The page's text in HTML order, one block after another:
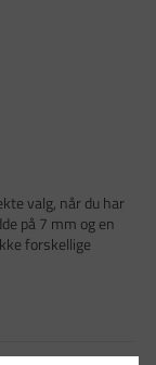
valg, når du har
på 7 mm og en
forskellige